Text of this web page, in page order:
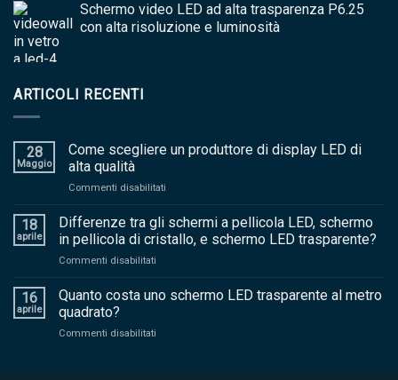
Schermo video LED ad alta trasparenza P6.25
con alta risoluzione e luminosità
ARTICOLI RECENTI
28
Maggio
Come scegliere un produttore di display LED di
alta qualità
Commenti disabilitati
scegliere
un
produttore
LED
18
aprile
Differenze tra gli schermi a pellicola LED, schermo
in pellicola di cristallo, e schermo LED trasparente?
Commenti disabilitati
tra
16
aprile
Quanto costa uno schermo LED trasparente al metro
quadrato?
Commenti disabilitati